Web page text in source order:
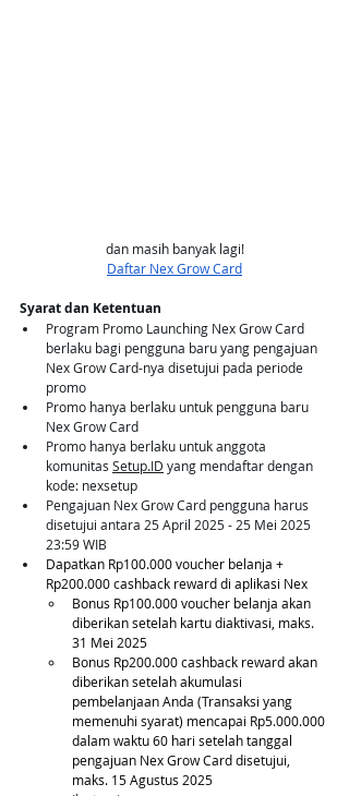
dan masih banyak lagi!
Daftar Nex Grow Card
Syarat dan Ketentuan
Program Promo Launching Nex Grow Card
berlaku bagi pengguna baru yang pengajuan
Nex Grow Card-nya disetujui pada periode
promo
Promo hanya berlaku untuk pengguna baru
Nex Grow Card
Promo hanya berlaku untuk anggota
komunitas Setup.ID yang mendaftar dengan
kode: nexsetup
Pengajuan Nex Grow Card pengguna harus
disetujui antara 25 April 2025 - 25 Mei 2025
23:59 WIB
Dapatkan Rp100.000 voucher belanja +
Rp200.000 cashback reward di aplikasi Nex
Bonus Rp100.000 voucher belanja akan
diberikan setelah kartu diaktivasi, maks.
31 Mei 2025
Bonus Rp200.000 cashback reward akan
diberikan setelah akumulasi
pembelanjaan Anda (Transaksi yang
memenuhi syarat) mencapai Rp5.000.000
dalam waktu 60 hari setelah tanggal
pengajuan Nex Grow Card disetujui,
maks. 15 Agustus 2025